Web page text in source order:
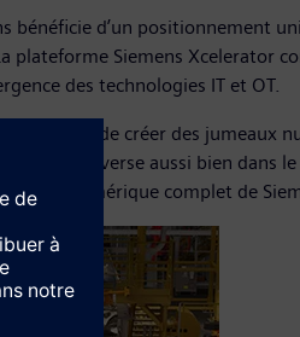
bénéficie d’un positionnement
plateforme Siemens Xcelerator
des technologies IT et OT.
fois de créer des jumeaux
d’Omniverse aussi bien dans
numérique complet de